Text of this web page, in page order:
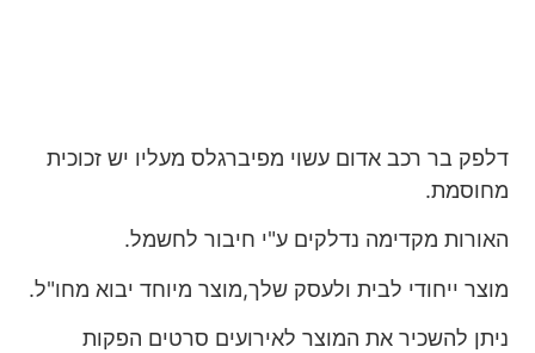
דלפק בר רכב אדום עשוי מפיברגלס מעליו יש זכוכית
מחוסמת.
האורות מקדימה נדלקים ע"י חיבור לחשמל.
מוצר ייחודי לבית ולעסק שלך,מוצר מיוחד יבוא מחו"ל.
ניתן להשכיר את המוצר לאירועים סרטים הפקות